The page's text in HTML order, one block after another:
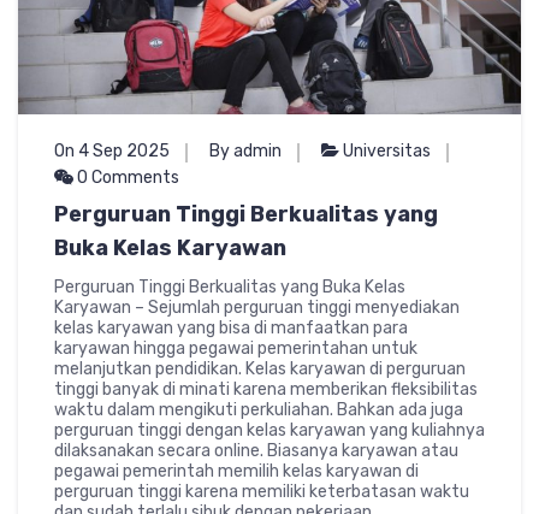
On 4 Sep 2025 By admin
Universitas
0 Comments
Perguruan Tinggi Berkualitas yang
Buka Kelas Karyawan
Perguruan Tinggi Berkualitas yang Buka Kelas
Karyawan – Sejumlah perguruan tinggi menyediakan
kelas karyawan yang bisa di manfaatkan para
karyawan hingga pegawai pemerintahan untuk
melanjutkan pendidikan. Kelas karyawan di perguruan
tinggi banyak di minati karena memberikan fleksibilitas
waktu dalam mengikuti perkuliahan. Bahkan ada juga
perguruan tinggi dengan kelas karyawan yang kuliahnya
dilaksanakan secara online. Biasanya karyawan atau
pegawai pemerintah memilih kelas karyawan di
perguruan tinggi karena memiliki keterbatasan waktu